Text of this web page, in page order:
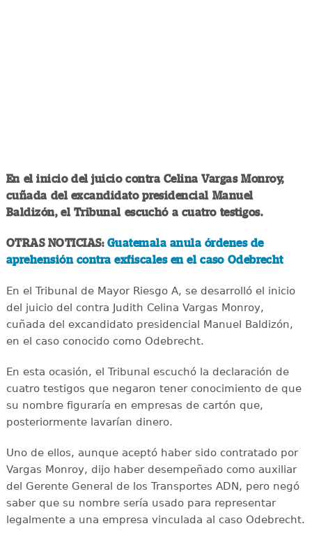
En el inicio del juicio contra Celina Vargas Monroy,
cuñada del excandidato presidencial Manuel
Baldizón, el Tribunal escuchó a cuatro testigos.
OTRAS NOTICIAS: Guatemala anula órdenes de
aprehensión contra exfiscales en el caso Odebrecht
En el Tribunal de Mayor Riesgo A, se desarrolló el inicio
del juicio del contra Judith Celina Vargas Monroy,
cuñada del excandidato presidencial Manuel Baldizón,
en el caso conocido como Odebrecht.
En esta ocasión, el Tribunal escuchó la declaración de
cuatro testigos que negaron tener conocimiento de que
su nombre figuraría en empresas de cartón que,
posteriormente lavarían dinero.
Uno de ellos, aunque aceptó haber sido contratado por
Vargas Monroy, dijo haber desempeñado como auxiliar
del Gerente General de los Transportes ADN, pero negó
saber que su nombre sería usado para representar
legalmente a una empresa vinculada al caso Odebrecht.